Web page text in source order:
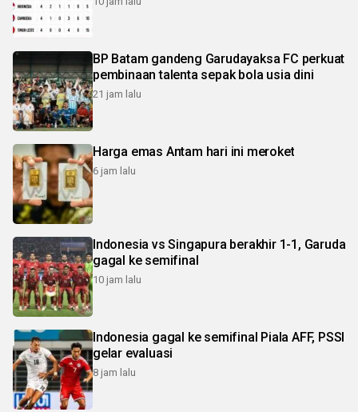
BP Batam gandeng Garudayaksa FC perkuat
pembinaan talenta sepak bola usia dini
21 jam lalu
Harga emas Antam hari ini meroket
6 jam lalu
Indonesia vs Singapura berakhir 1-1, Garuda
gagal ke semifinal
10 jam lalu
Indonesia gagal ke semifinal Piala AFF, PSSI
gelar evaluasi
8 jam lalu